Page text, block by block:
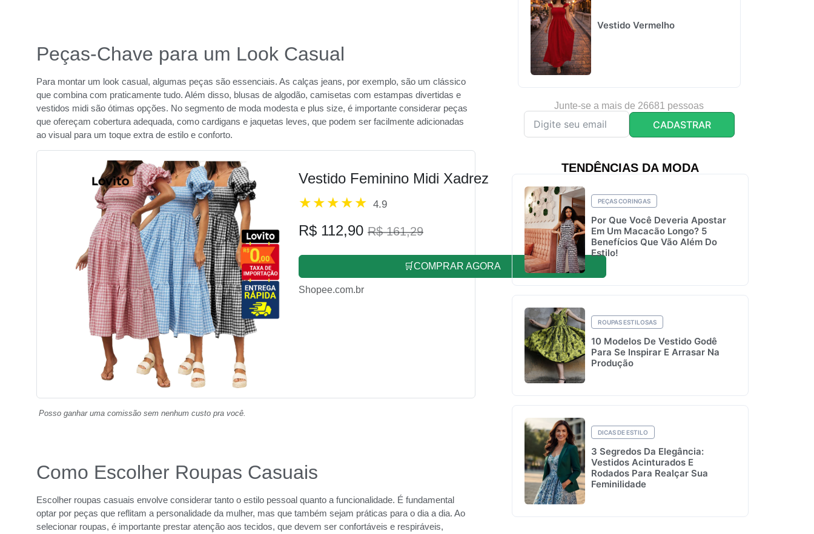
Peças-Chave para um Look Casual
Para montar um look casual, algumas peças são essenciais. As calças jeans, por exemplo, são um clássico
que combina com praticamente tudo. Além disso, blusas de algodão, camisetas com estampas divertidas e
vestidos midi são ótimas opções. No segmento de moda modesta e plus size, é importante considerar peças
que ofereçam cobertura adequada, como cardigans e jaquetas leves, que podem ser facilmente adicionadas
ao visual para um toque extra de estilo e conforto.
Vestido Feminino Midi Xadrez
4.9
R$ 112,90 R$ 161,29
🛒COMPRAR AGORA
Shopee.com.br
Posso ganhar uma comissão sem nenhum custo pra você.
Como Escolher Roupas Casuais
Escolher roupas casuais envolve considerar tanto o estilo pessoal quanto a funcionalidade. É fundamental
optar por peças que reflitam a personalidade da mulher, mas que também sejam práticas para o dia a dia. Ao
selecionar roupas, é importante prestar atenção aos tecidos, que devem ser confortáveis e respiráveis,
Vestido Vermelho
Junte-se a mais de 26681 pessoas
CADASTRAR
TENDÊNCIAS DA MODA
PEÇAS CORINGAS
Por Que Você Deveria Apostar
Em Um Macacão Longo? 5
Benefícios Que Vão Além Do
Estilo!
ROUPAS ESTILOSAS
10 Modelos De Vestido Godê
Para Se Inspirar E Arrasar Na
Produção
DICAS DE ESTILO
3 Segredos Da Elegância:
Vestidos Acinturados E
Rodados Para Realçar Sua
Feminilidade